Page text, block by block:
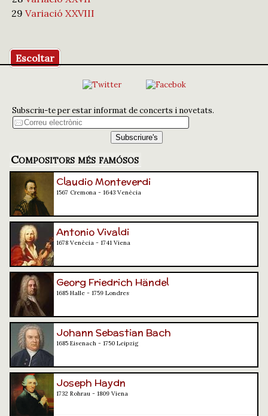
29 Variació XXVIII
Escoltar
Subscriu-te per estar informat de concerts i novetats.
Compositors més famósos
Claudio Monteverdi
1567 Cremona - 1643 Venècia
Antonio Vivaldi
1678 Venècia - 1741 Viena
Georg Friedrich Händel
1685 Halle - 1759 Londres
Johann Sebastian Bach
1685 Eisenach - 1750 Leipzig
Joseph Haydn
1732 Rohrau - 1809 Viena